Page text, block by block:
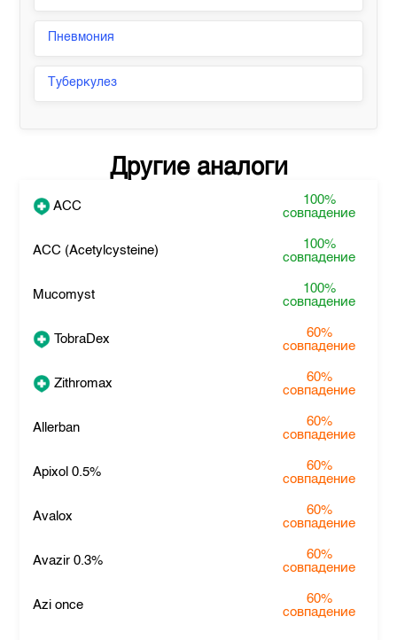
Пневмония
Туберкулез
Другие аналоги
ACC
100%
совпадение
ACC (Acetylcysteine)
100%
совпадение
Mucomyst
100%
совпадение
TobraDex
60%
совпадение
Zithromax
60%
совпадение
Allerban
60%
совпадение
Apixol 0.5%
60%
совпадение
Avalox
60%
совпадение
Avazir 0.3%
60%
совпадение
Azi once
60%
совпадение